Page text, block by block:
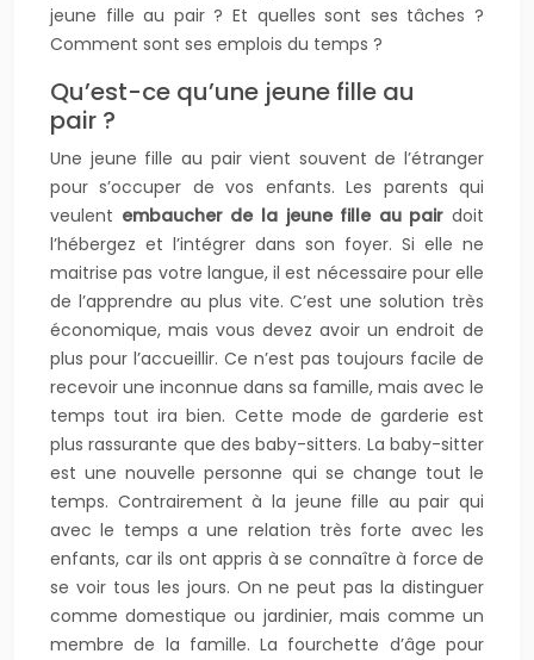
jeune fille au pair ? Et quelles sont ses tâches ?
Comment sont ses emplois du temps ?
Qu’est-ce qu’une jeune fille au
pair ?
Une jeune fille au pair vient souvent de l’étranger
pour s’occuper de vos enfants. Les parents qui
veulent embaucher de la jeune fille au pair doit
l’hébergez et l’intégrer dans son foyer. Si elle ne
maitrise pas votre langue, il est nécessaire pour elle
de l’apprendre au plus vite. C’est une solution très
économique, mais vous devez avoir un endroit de
plus pour l’accueillir. Ce n’est pas toujours facile de
recevoir une inconnue dans sa famille, mais avec le
temps tout ira bien. Cette mode de garderie est
plus rassurante que des baby-sitters. La baby-sitter
est une nouvelle personne qui se change tout le
temps. Contrairement à la jeune fille au pair qui
avec le temps a une relation très forte avec les
enfants, car ils ont appris à se connaître à force de
se voir tous les jours. On ne peut pas la distinguer
comme domestique ou jardinier, mais comme un
membre de la famille. La fourchette d’âge pour